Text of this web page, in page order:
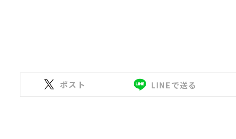
ポスト LINEで送る